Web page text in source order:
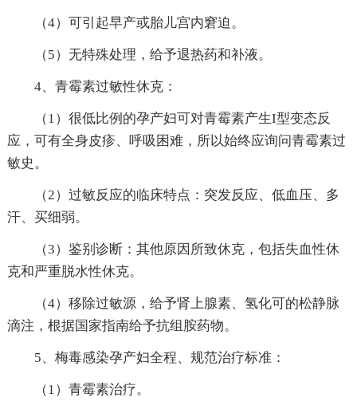
（4）可引起早产或胎儿宫内窘迫。
（5）无特殊处理，给予退热药和补液。
4、青霉素过敏性休克：
（1）很低比例的孕产妇可对青霉素产生I型变态反
应，可有全身皮疹、呼吸困难，所以始终应询问青霉素过
敏史。
（2）过敏反应的临床特点：突发反应、低血压、多
汗、买细弱。
（3）鉴别诊断：其他原因所致休克，包括失血性休
克和严重脱水性休克。
（4）移除过敏源，给予肾上腺素、氢化可的松静脉
滴注，根据国家指南给予抗组胺药物。
5、梅毒感染孕产妇全程、规范治疗标准：
（1）青霉素治疗。